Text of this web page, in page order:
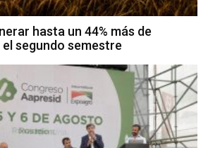
hasta un 44% más de
segundo semestre